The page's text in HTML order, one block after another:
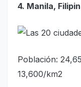
4. Manila,
Población:
13,600/km2